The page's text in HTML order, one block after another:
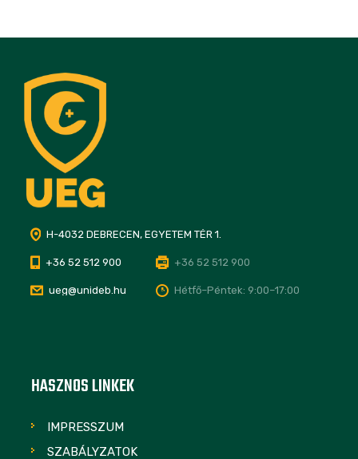
H-4032 DEBRECEN, EGYETEM TÉR 1.
+36 52 512 900 +36 52 512 900
ueg@unideb.hu Hétfő–Péntek: 9:00–17:00
HASZNOS LINKEK
IMPRESSZUM
SZABÁLYZATOK